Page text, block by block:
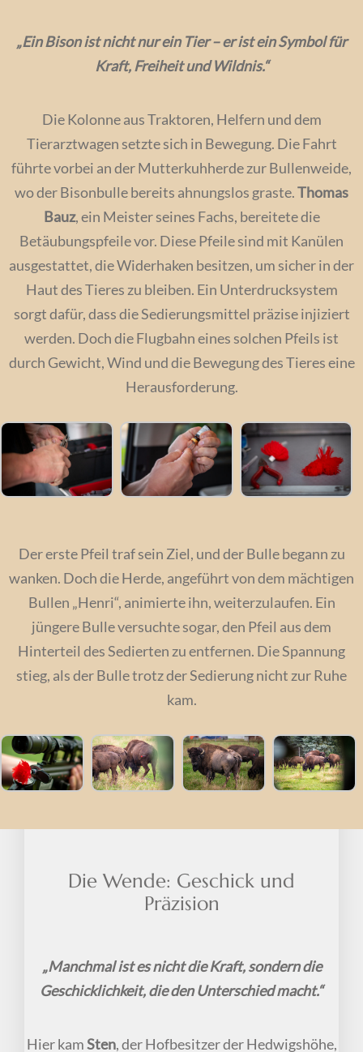
„Ein Bison ist nicht nur ein Tier – er ist ein Symbol für
Kraft, Freiheit und Wildnis.“
Die Kolonne aus Traktoren, Helfern und dem
Tierarztwagen setzte sich in Bewegung. Die Fahrt
führte vorbei an der Mutterkuhherde zur Bullenweide,
wo der Bisonbulle bereits ahnungslos graste.Thomas
Bauz, ein Meister seines Fachs, bereitete die
Betäubungspfeile vor. Diese Pfeile sind mit Kanülen
ausgestattet, die Widerhaken besitzen, um sicher in der
Haut des Tieres zu bleiben. Ein Unterdrucksystem
sorgt dafür, dass die Sedierungsmittel präzise injiziert
werden. Doch die Flugbahn eines solchen Pfeils ist
durch Gewicht, Wind und die Bewegung des Tieres eine
Herausforderung.
Der erste Pfeil traf sein Ziel, und der Bulle begann zu
wanken. Doch die Herde, angeführt von dem mächtigen
Bullen „Henri“, animierte ihn, weiterzulaufen. Ein
jüngere Bulle versuchte sogar, den Pfeil aus dem
Hinterteil des Sedierten zu entfernen. Die Spannung
stieg, als der Bulle trotz der Sedierung nicht zur Ruhe
kam.
Die Wende: Geschick und
Präzision
„Manchmal ist es nicht die Kraft, sondern die
Geschicklichkeit, die den Unterschied macht.“
Hier kamSten, der Hofbesitzer der Hedwigshöhe,